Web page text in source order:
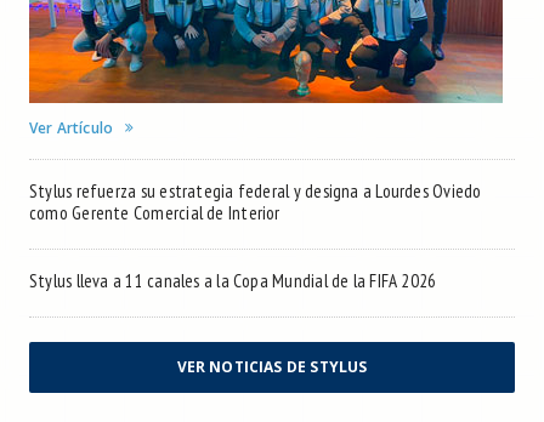
Ver Artículo
Stylus refuerza su estrategia federal y designa a Lourdes Oviedo
como Gerente Comercial de Interior
Stylus lleva a 11 canales a la Copa Mundial de la FIFA 2026
VER NOTICIAS DE STYLUS